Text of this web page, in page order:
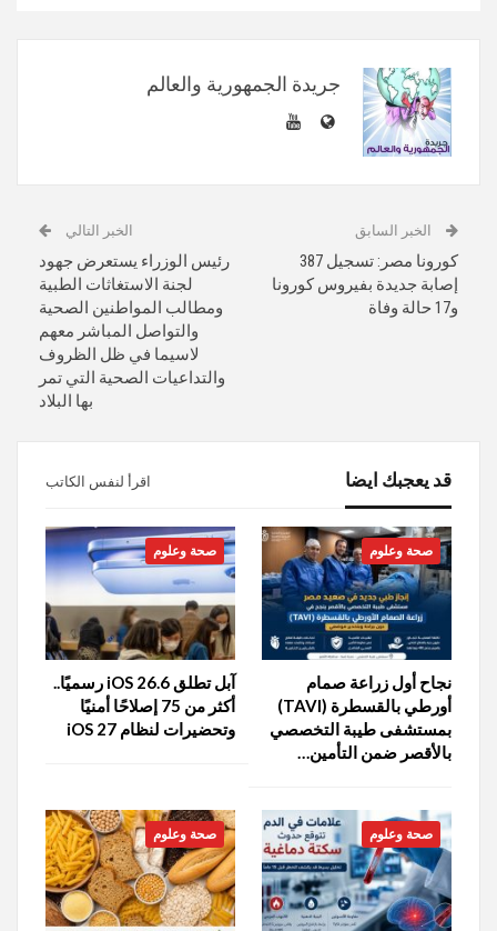
جريدة الجمهورية والعالم
الخبر السابق
كورونا مصر: تسجيل 387
إصابة جديدة بفيروس كورونا
و17 حالة وفاة
الخبر التالي
رئيس الوزراء يستعرض جهود
لجنة الاستغاثات الطبية
ومطالب المواطنين الصحية
والتواصل المباشر معهم
لاسيما في ظل الظروف
والتداعيات الصحية التي تمر
بها البلاد
قد يعجبك ايضا اقرأ لنفس الكاتب
صحة وعلوم
نجاح أول زراعة صمام
أورطي بالقسطرة (TAVI)
بمستشفى طيبة التخصصي
بالأقصر ضمن التأمين…
صحة وعلوم
آبل تطلق iOS 26.6 رسميًا..
أكثر من 75 إصلاحًا أمنيًا
وتحضيرات لنظام iOS 27
صحة وعلوم صحة وعلوم